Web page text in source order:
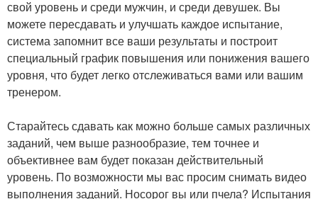
свой уровень и среди мужчин, и среди девушек. Вы
можете пересдавать и улучшать каждое испытание,
система запомнит все ваши результаты и построит
специальный график повышения или понижения вашего
уровня, что будет легко отслеживаться вами или вашим
тренером.
Старайтесь сдавать как можно больше самых различных
заданий, чем выше разнообразие, тем точнее и
объективнее вам будет показан действительный
уровень. По возможности мы вас просим снимать видео
выполнения заданий. Носорог вы или пчела? Испытания